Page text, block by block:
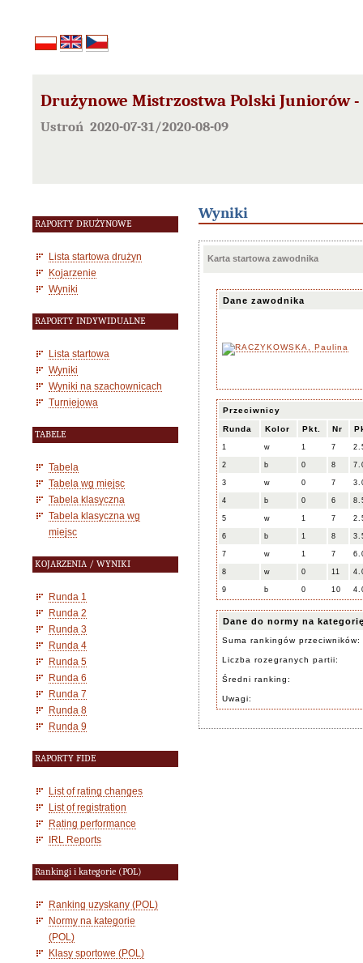
Drużynowe Mistrzostwa Polski Juniorów
Ustroń 2020-07-31/2020-08-09
RAPORTY DRUŻYNOWE
Lista startowa drużyn
Kojarzenie
Wyniki
RAPORTY INDYWIDUALNE
Lista startowa
Wyniki
Wyniki na szachownicach
Turniejowa
TABELE
Tabela
Tabela wg miejsc
Tabela klasyczna
Tabela klasyczna wg
miejsc
KOJARZENIA / WYNIKI
Runda 1
Runda 2
Runda 3
Runda 4
Runda 5
Runda 6
Runda 7
Runda 8
Runda 9
RAPORTY FIDE
List of rating changes
List of registration
Rating performance
IRL Reports
Rankingi i kategorie (POL)
Ranking uzyskany (POL)
Normy na kategorie
(POL)
Klasy sportowe (POL)
Wyniki
Karta startowa zawodnika
Dane zawodnika
Przeciwnicy
Runda Kolor Pkt. Nr
1 w 1 7
2 b 0 8
3 w 0 7
4 b 0 6
5 w 1 7
6 b 1 8
7 w 1 7
8 w 0 11
9 b 0 10
Dane do normy na
Suma rankingów przeciwników:
Liczba rozegranych partii:
Średni ranking:
Uwagi: